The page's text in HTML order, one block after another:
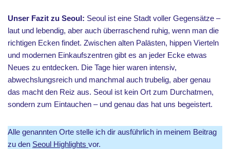
Unser Fazit zu Seoul: Seoul ist eine Stadt voller Gegensätze –
laut und lebendig, aber auch überraschend ruhig, wenn man die
richtigen Ecken findet. Zwischen alten Palästen, hippen Vierteln
und modernen Einkaufszentren gibt es an jeder Ecke etwas
Neues zu entdecken. Die Tage hier waren intensiv,
abwechslungsreich und manchmal auch trubelig, aber genau
das macht den Reiz aus. Seoul ist kein Ort zum Durchatmen,
sondern zum Eintauchen – und genau das hat uns begeistert.
Alle genannten Orte stelle ich dir ausführlich in meinem Beitrag
zu den Seoul Highlights vor.